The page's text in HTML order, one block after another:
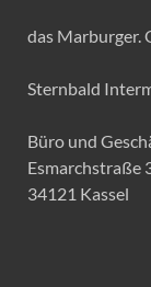
das Marburger.
Sternbald
Büro und
Esmarchstraße
34121 Kassel